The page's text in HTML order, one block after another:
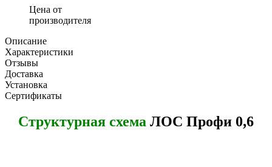
Цена от
производителя
Описание
Характеристики
Отзывы
Доставка
Установка
Сертификаты
Структурная схема ЛОС Профи 0,6